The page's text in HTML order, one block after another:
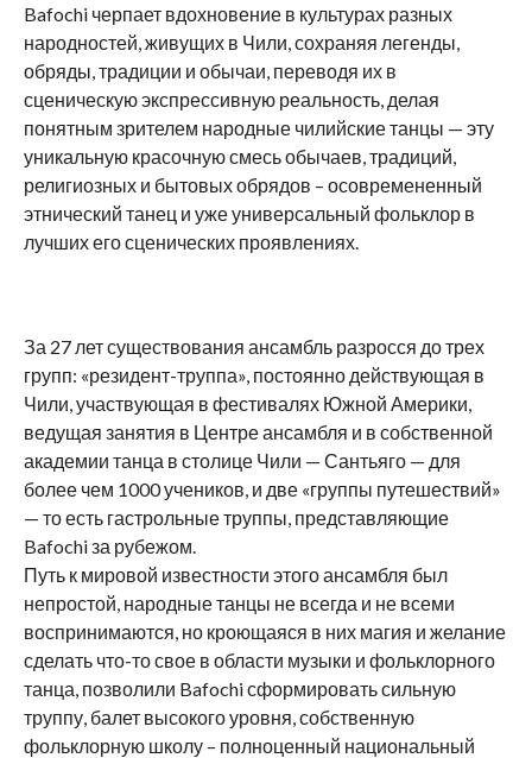
Bafochi черпает вдохновение в культурах разных
народностей, живущих в Чили, сохраняя легенды,
обряды, традиции и обычаи, переводя их в
сценическую экспрессивную реальность, делая
понятным зрителем народные чилийские танцы — эту
уникальную красочную смесь обычаев, традиций,
религиозных и бытовых обрядов – осовремененный
этнический танец и уже универсальный фольклор в
лучших его сценических проявлениях.
За 27 лет существования ансамбль разросся до трех
групп: «резидент-труппа», постоянно действующая в
Чили, участвующая в фестивалях Южной Америки,
ведущая занятия в Центре ансамбля и в собственной
академии танца в столице Чили — Сантьяго — для
более чем 1000 учеников, и две «группы путешествий»
— то есть гастрольные труппы, представляющие
Bafochi за рубежом.
Путь к мировой известности этого ансамбля был
непростой, народные танцы не всегда и не всеми
воспринимаются, но кроющаяся в них магия и желание
сделать что-то свое в области музыки и фольклорного
танца, позволили Bafochi сформировать сильную
труппу, балет высокого уровня, собственную
фольклорную школу – полноценный национальный